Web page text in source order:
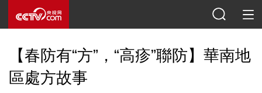
【春防有“方”，“高疹”聯防】華南地
區處方故事